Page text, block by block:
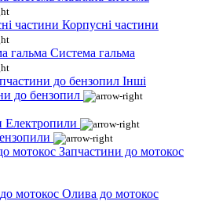
Корпусні частини
Система гальма
Інші
до бензопил
Електропили
Запчастини до мотокос
Олива до мотокос